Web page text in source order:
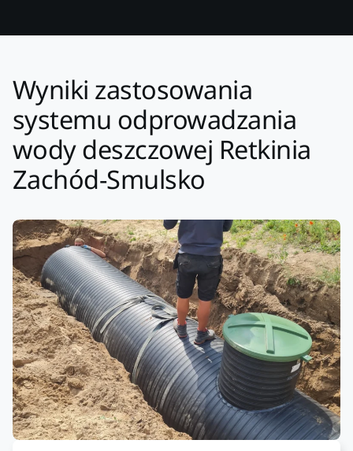
Wyniki zastosowania
systemu odprowadzania
wody deszczowej Retkinia
Zachód-Smulsko